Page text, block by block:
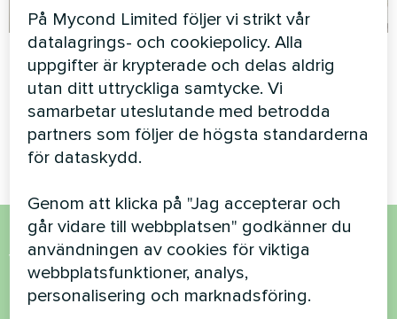
bostadskomplexet
"Belgravia"
Splitvärmepump Artic Home
Smart-serien
Hotellet
Modulär värmepump MCU-
serien
Vill du köpa eller har du
frågor?
På Mycond Limited följer vi strikt vår
datalagrings- och cookiepolicy. Alla
uppgifter är krypterade och delas aldrig
utan ditt uttryckliga samtycke. Vi
samarbetar uteslutande med betrodda
partners som följer de högsta standarderna
för dataskydd.
Genom att klicka på "Jag accepterar och
går vidare till webbplatsen" godkänner du
användningen av cookies för viktiga
webbplatsfunktioner, analys,
personalisering och marknadsföring.